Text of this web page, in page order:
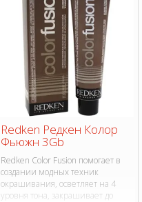
Redken Редкен Колор
Фьюжн 3Gb
Redken Color Fusion помогает в
создании модных техник
окрашивания, осветляет на 4
уровня тона, закрашивает до